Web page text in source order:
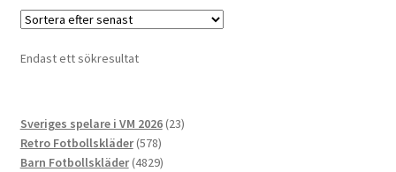
Endast ett sökresultat
Sveriges spelare i VM 2026 2323
Retro Fotbollskläder 578578
produkter
Barn Fotbollskläder 48294829